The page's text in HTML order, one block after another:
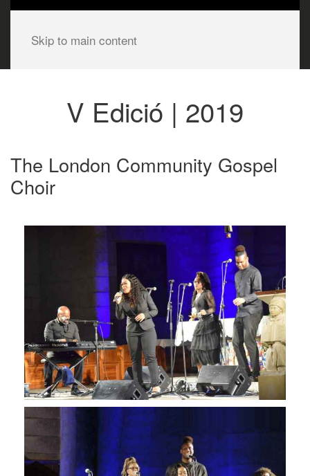
Skip to main content
V Edició | 2019
The London Community Gospel
Choir